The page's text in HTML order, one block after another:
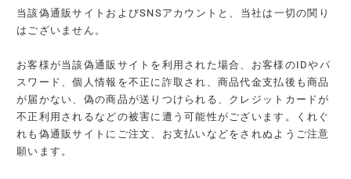
当該偽通販サイトおよびSNSアカウントと、当社は一切の関り
はございません。
お客様が当該偽通販サイトを利用された場合、お客様のIDやパ
スワード、個人情報を不正に詐取され、商品代金支払後も商品
が届かない、偽の商品が送りつけられる、クレジットカードが
不正利用されるなどの被害に遭う可能性がございます。くれぐ
れも偽通販サイトにご注文、お支払いなどをされぬようご注意
願います。